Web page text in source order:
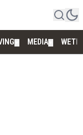
MEDIA